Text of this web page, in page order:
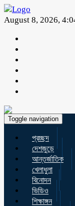
August 8, 2026,
Toggle navigation
প্রচ্ছদ
দেশজুড়ে
আন্তর্জাতিক
খেলাধুলা
বিনোদন
ভিডিও
শিক্ষাঙ্গন